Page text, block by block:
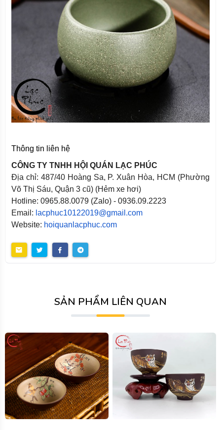
Thông tin liên hệ
CÔNG TY TNHH HỘI QUÁN LẠC PHÚC
Địa chỉ: 487/40 Hoàng Sa, P. Xuân Hòa, HCM (Phường
Võ Thị Sáu, Quận 3 cũ) (Hẻm xe hơi)
Hotline: 0965.88.0079 (Zalo) - 0936.09.2223
Email: lacphuc10122019@gmail.com
Website: hoiquanlacphuc.com
SẢN PHẨM LIÊN QUAN